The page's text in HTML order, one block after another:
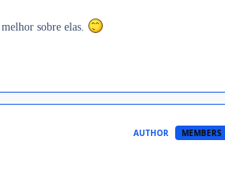
sobre elas.
AUTHOR MEMBERS